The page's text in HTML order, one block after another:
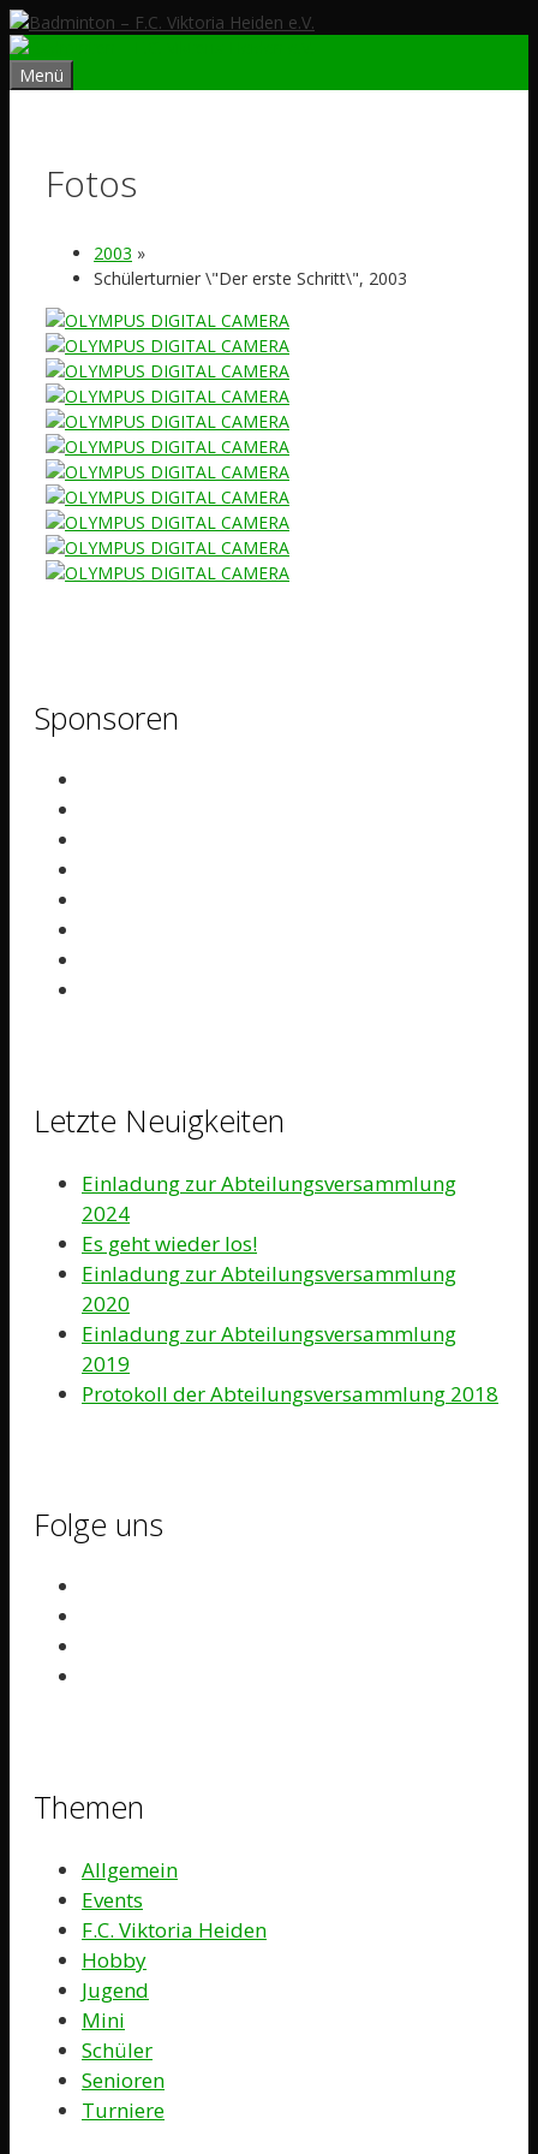
Zum
Inhalt
springen
Menü
Fotos
2003 »
Schülerturnier \"Der erste Schritt\", 2003
Sponsoren
Letzte Neuigkeiten
Einladung zur Abteilungsversammlung
2024
Es geht wieder los!
Einladung zur Abteilungsversammlung
2020
Einladung zur Abteilungsversammlung
2019
Protokoll der Abteilungsversammlung 2018
Folge uns
Themen
Allgemein
Events
F.C. Viktoria Heiden
Hobby
Jugend
Mini
Schüler
Senioren
Turniere